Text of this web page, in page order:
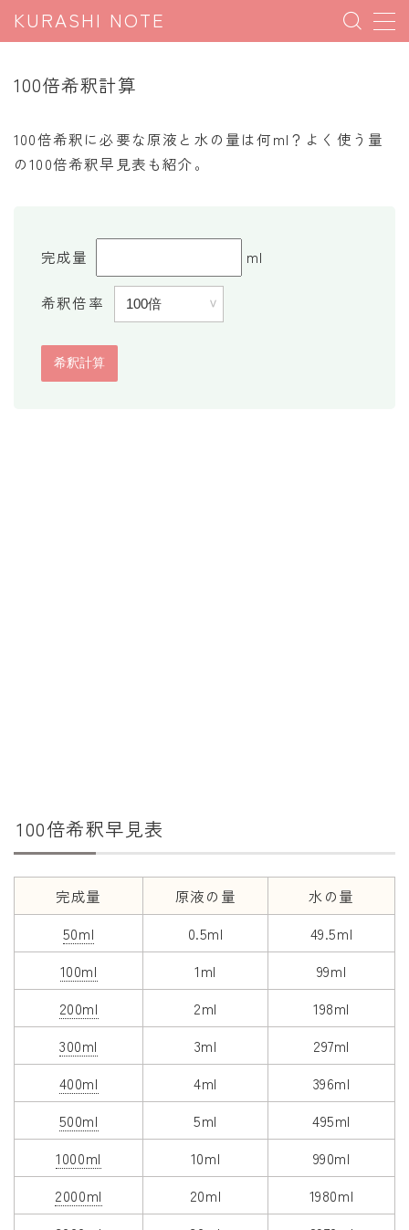
KURASHI NOTE
暮らしの豆知識
パソコン豆知識
今日のこよみ
割引計算
干支から年齢計算
七五三・十三参り計算
厄年計算
学びの資料
学年早見表
漢字の配当学年検索
100倍希釈計算
100倍希釈に必要な原液と水の量は何ml？よく使う量
の100倍希釈早見表も紹介。
完成量 ml
希釈倍率
100倍希釈早見表
完成量 原液の量
水の量
50ml
0.5ml
49.5ml
100ml
1ml
99ml
200ml
2ml
198ml
300ml
3ml
297ml
400ml
4ml
396ml
500ml
5ml
495ml
1000ml
10ml
990ml
2000ml
20ml
1980ml